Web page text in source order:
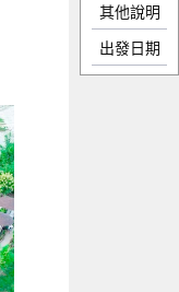
其他說明
出發日期